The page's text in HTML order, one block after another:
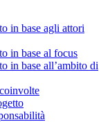
in base agli attori
in base al focus
in base all’ambito di